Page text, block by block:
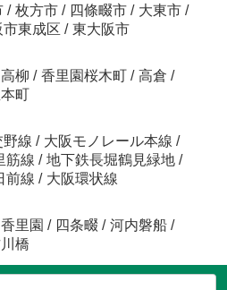
/ 枚方市 / 四條畷市 / 大東市 /
市東成区 / 東大阪市
高柳 / 香里園桜木町 / 高倉 /
町
野線 / 大阪モノレール本線 /
筋線 / 地下鉄長堀鶴見緑地 /
前線 / 大阪環状線
香里園 / 四条畷 / 河内磐船 /
橋